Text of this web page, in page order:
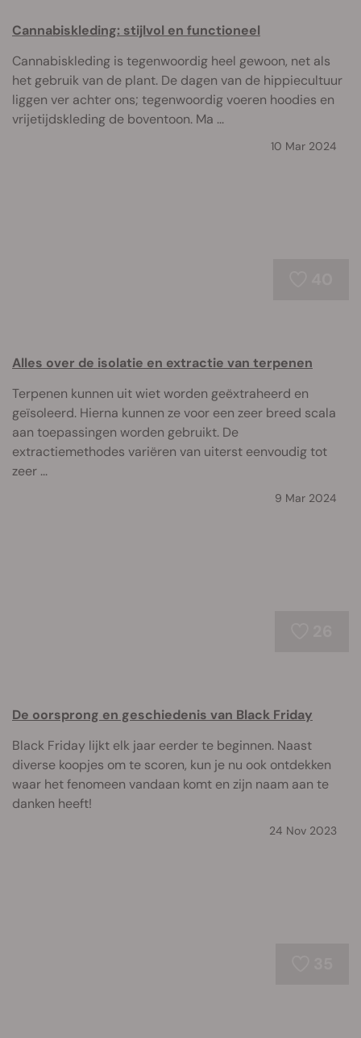
Cannabiskleding: stijlvol en functioneel
Cannabiskleding is tegenwoordig heel gewoon, net als
het gebruik van de plant. De dagen van de hippiecultuur
liggen ver achter ons; tegenwoordig voeren hoodies en
vrijetijdskleding de boventoon. Ma ...
10 Mar 2024
Alles over de isolatie en extractie van terpenen
Terpenen kunnen uit wiet worden geëxtraheerd en
geïsoleerd. Hierna kunnen ze voor een zeer breed scala
aan toepassingen worden gebruikt. De
extractiemethodes variëren van uiterst eenvoudig tot
zeer ...
9 Mar 2024
De oorsprong en geschiedenis van Black Friday
Black Friday lijkt elk jaar eerder te beginnen. Naast
diverse koopjes om te scoren, kun je nu ook ontdekken
waar het fenomeen vandaan komt en zijn naam aan te
danken heeft!
24 Nov 2023